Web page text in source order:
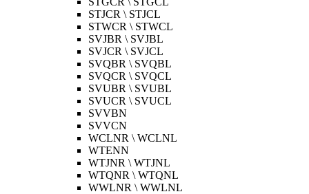
STJCR \ STJCL
STWCR \ STWCL
SVJBR \ SVJBL
SVJCR \ SVJCL
SVQBR \ SVQBL
SVQCR \ SVQCL
SVUBR \ SVUBL
SVUCR \ SVUCL
SVVBN
SVVCN
WCLNR \ WCLNL
WTENN
WTJNR \ WTJNL
WTQNR \ WTQNL
WWLNR \ WWLNL